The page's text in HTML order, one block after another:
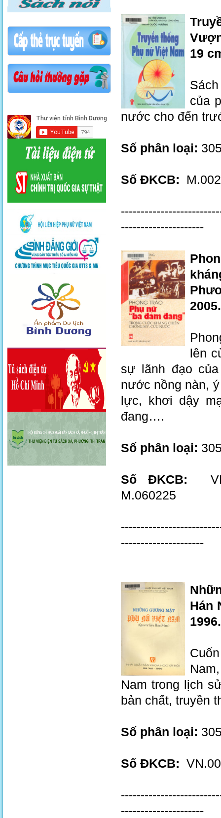
19
của
nước cho đến
Số phân loại:
Số ĐKCB:
---------------------
lên
sự lãnh đạo
nước nồng nàn,
lực, khơi dậy
đang….
Số phân loại:
Số ĐKCB:
M.060225
---------------------
Hán
Nam trong lịch
bản chất, truyền
Số phân loại:
Số ĐKCB:
---------------------